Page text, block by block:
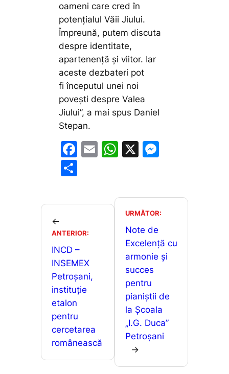
oameni care cred în
potențialul Văii Jiului.
Împreună, putem discuta
despre identitate,
apartenență și viitor. Iar
aceste dezbateri pot
fi începutul unei noi
povești despre Valea
Jiului”, a mai spus Daniel
Stepan.
F
o
o
k
E
W
s
A
p
p
X
s
e
g
er
ta
a
z
ă
←
ANTERIOR:
INCD –
INSEMEX
Petroșani,
instituție
etalon
pentru
cercetarea
românească
URMĂTOR:
Note de
Excelență cu
armonie și
succes
pentru
pianiștii de
la Școala
„I.G. Duca”
Petroșani
→